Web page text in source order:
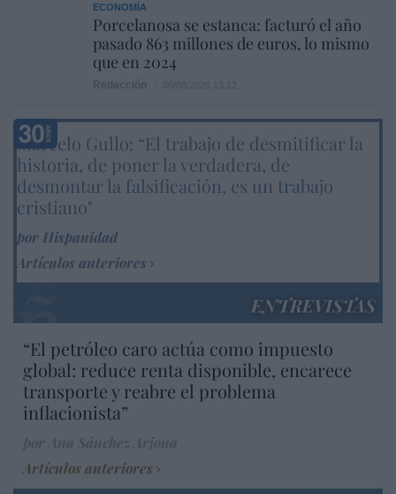
ECONOMÍA
Porcelanosa se estanca: facturó el año
pasado 863 millones de euros, lo mismo
que en 2024
Marcelo Gullo: “El trabajo de desmitificar la
historia, de poner la verdadera, de
desmontar la falsificación, es un trabajo
cristiano"
por Hispanidad
Artículos anteriores
ENTREVISTAS
“El petróleo caro actúa como impuesto
global: reduce renta disponible, encarece
transporte y reabre el problema
inflacionista”
Artículos anteriores